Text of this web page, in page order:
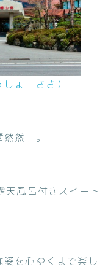
ょ ささ）
然」。
天風呂付きスイート
を心ゆくまで楽し